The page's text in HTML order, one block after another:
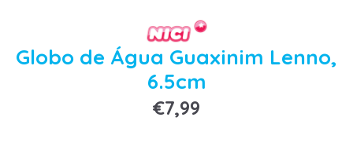
Globo de Água Guaxinim Lenno,
6.5cm
€7,99